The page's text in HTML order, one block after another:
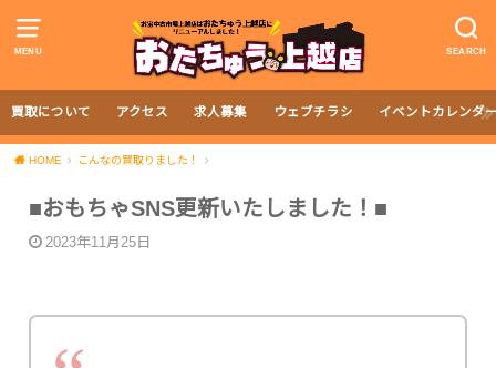
MENU SEARCH
買取について アクセス 求人募集 ウェブチラシ イベントカレンダ
HOME こんなの買取りました！
■おもちゃSNS更新いたしました！■
2023年11月25日